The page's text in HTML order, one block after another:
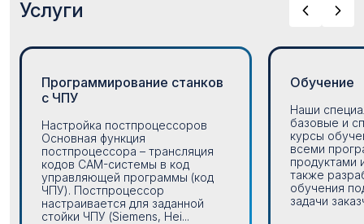
Услуги
Программирование станков
с ЧПУ
Настройка постпроцессоров
Основная функция
постпроцессора – трансляция
кодов CAM-системы в код
управляющей программы (код
ЧПУ). Постпроцессор
настраивается для заданной
стойки ЧПУ (Siemens, Hei...
Обучение
Наши
базовые и
курсы
всеми
продуктами
также
обучения
задачи